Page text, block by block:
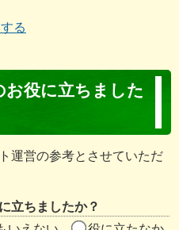
る
役に立ちました
運営の参考とさせていただ
立ちましたか？